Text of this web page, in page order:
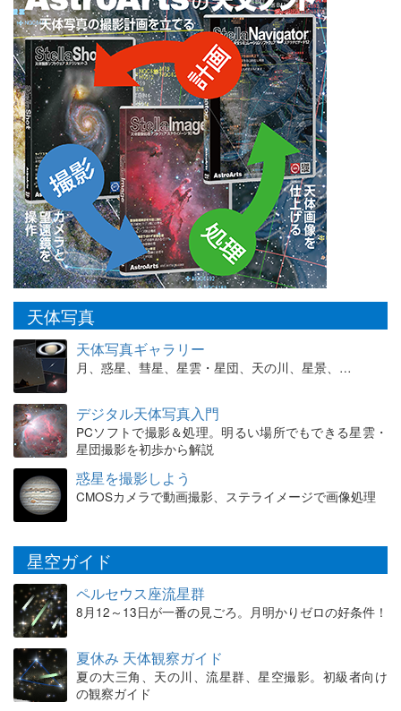
天体写真
天体写真ギャラリー
月、惑星、彗星、星雲・星団、天の川、星景、…
デジタル天体写真入門
PCソフトで撮影＆処理。明るい場所でもできる星雲・
星団撮影を初歩から解説
惑星を撮影しよう
CMOSカメラで動画撮影、ステライメージで画像処理
星空ガイド
ペルセウス座流星群
8月12～13日が一番の見ごろ。月明かりゼロの好条件！
夏休み 天体観察ガイド
夏の大三角、天の川、流星群、星空撮影。初級者向け
の観察ガイド